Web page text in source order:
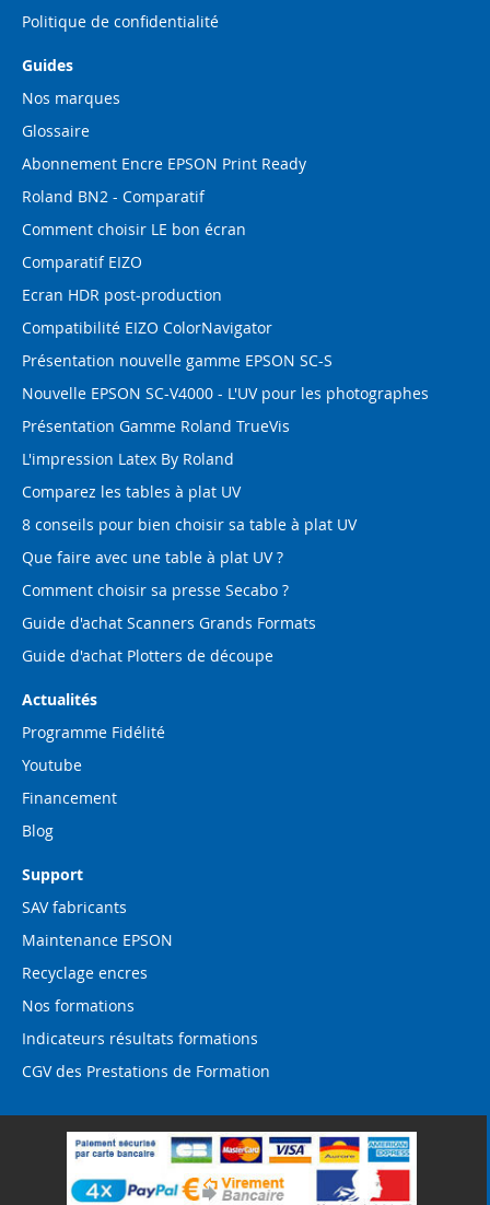
Politique de confidentialité
Guides
Nos marques
Glossaire
Abonnement Encre EPSON Print Ready
Roland BN2 - Comparatif
Comment choisir LE bon écran
Comparatif EIZO
Ecran HDR post-production
Compatibilité EIZO ColorNavigator
Présentation nouvelle gamme EPSON SC-S
Nouvelle EPSON SC-V4000 - L'UV pour les photographes
Présentation Gamme Roland TrueVis
L'impression Latex By Roland
Comparez les tables à plat UV
8 conseils pour bien choisir sa table à plat UV
Que faire avec une table à plat UV ?
Comment choisir sa presse Secabo ?
Guide d'achat Scanners Grands Formats
Guide d'achat Plotters de découpe
Actualités
Programme Fidélité
Youtube
Financement
Blog
Support
SAV fabricants
Maintenance EPSON
Recyclage encres
Nos formations
Indicateurs résultats formations
CGV des Prestations de Formation